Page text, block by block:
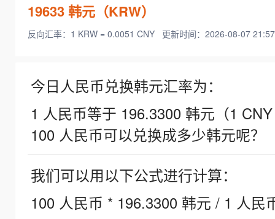
19633韩元（KRW）
反向汇率：1 KRW = 0.0051 CNY 更新时间：2026-08-07
今日人民币兑换韩元汇率为：
1 人民币等于 196.3300 韩元（1
100 人民币可以兑换成多少韩元呢？
我们可以用以下公式进行计算：
100 人民币 * 196.3300 韩元 / 1 人民